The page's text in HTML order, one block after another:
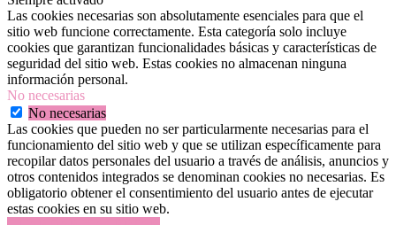
Las cookies necesarias son absolutamente esenciales para que el
sitio web funcione correctamente. Esta categoría solo incluye
cookies que garantizan funcionalidades básicas y características de
seguridad del sitio web. Estas cookies no almacenan ninguna
información personal.
No necesarias
No necesarias
Las cookies que pueden no ser particularmente necesarias para el
funcionamiento del sitio web y que se utilizan específicamente para
recopilar datos personales del usuario a través de análisis, anuncios y
otros contenidos integrados se denominan cookies no necesarias. Es
obligatorio obtener el consentimiento del usuario antes de ejecutar
estas cookies en su sitio web.